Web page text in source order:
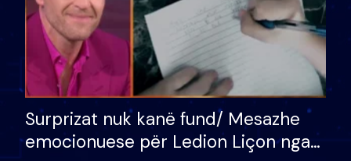
Surprizat nuk kanë fund/ Mesazhe
emocionuese për Ledion Liçon nga